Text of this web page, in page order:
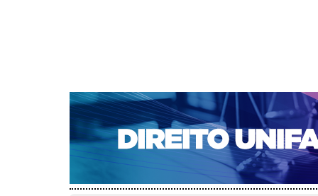
CAPA SOBRE ACESSO CADASTRO
NOTÍCIAS
EDIÇÕES DE Nº 1 A 100 WEBMAIL
Capa>Pesquisa> Perfil do autor
Perfil do autor